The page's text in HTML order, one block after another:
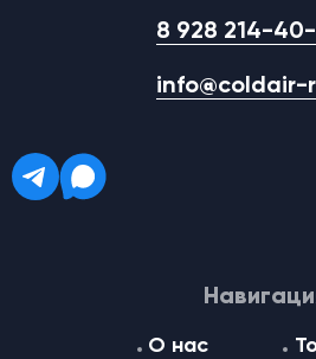
8 928 214-
info@coldair-
О нас